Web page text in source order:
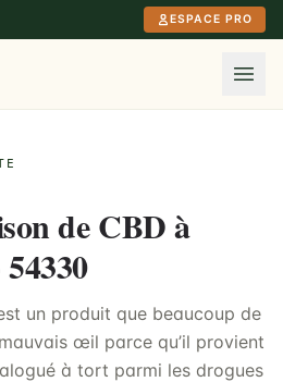
ESPACE PRO
de CBD à
un produit que beaucoup de
œil parce qu’il provient
à tort parmi les drogues